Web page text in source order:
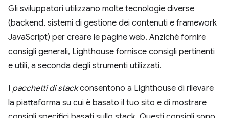
Gli sviluppatori utilizzano molte tecnologie diverse
(backend, sistemi di gestione dei contenuti e framework
JavaScript) per creare le pagine web. Anziché fornire
consigli generali, Lighthouse fornisce consigli pertinenti
e utili, a seconda degli strumenti utilizzati.
I pacchetti di stackconsentono a Lighthouse di rilevare
la piattaforma su cui è basato il tuo sito e di mostrare